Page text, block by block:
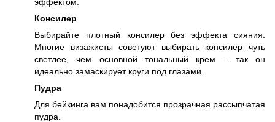
Консилер
Выбирайте плотный консилер без эффекта сияния.
Многие визажисты советуют выбирать консилер чуть
светлее, чем основной тональный крем – так он
идеально замаскирует круги под глазами.
Пудра
Для бейкинга вам понадобится прозрачная рассыпчатая
пудра.